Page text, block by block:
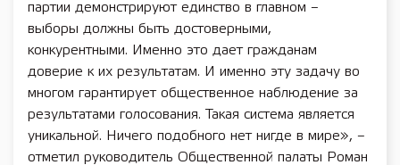
партии демонстрируют единство в главном –
выборы должны быть достоверными,
конкурентными. Именно это дает гражданам
доверие к их результатам. И именно эту задачу во
многом гарантирует общественное наблюдение за
результатами голосования. Такая система является
уникальной. Ничего подобного нет нигде в мире», –
отметил руководитель Общественной палаты Роман